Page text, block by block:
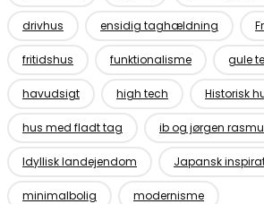
drivhus ensidig taghældning
fritidshus funktionalisme gule
havudsigt high tech Historisk
hus med fladt tag ib og jørgen
Idyllisk landejendom Japansk
minimalbolig modernisme